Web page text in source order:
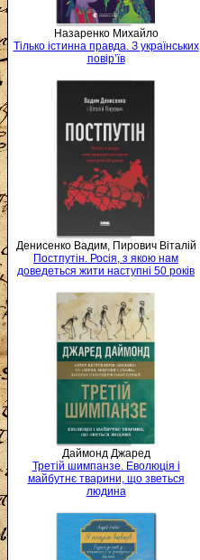
Назаренко Михайло
Тілько істинна правда. З українських
повір’їв
Денисенко Вадим, Пирович Віталій
Постпутін. Росія, з якою нам
доведеться жити наступні 50 років
Даймонд Джаред
Третій шимпанзе. Еволюція і
майбутнє тварини, що зветься
людина